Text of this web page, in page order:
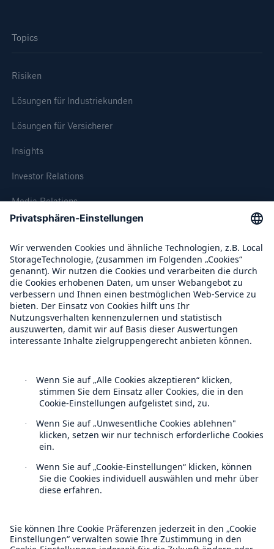
Topics
Risiken
Lösungen für Industriekunden
Lösungen für Versicherer
Insights
Investor Relations
Media Relations
Compliance
Über Munich Re
Munich Re Weltweit
Datenschutz
Rechtliche Hinweise